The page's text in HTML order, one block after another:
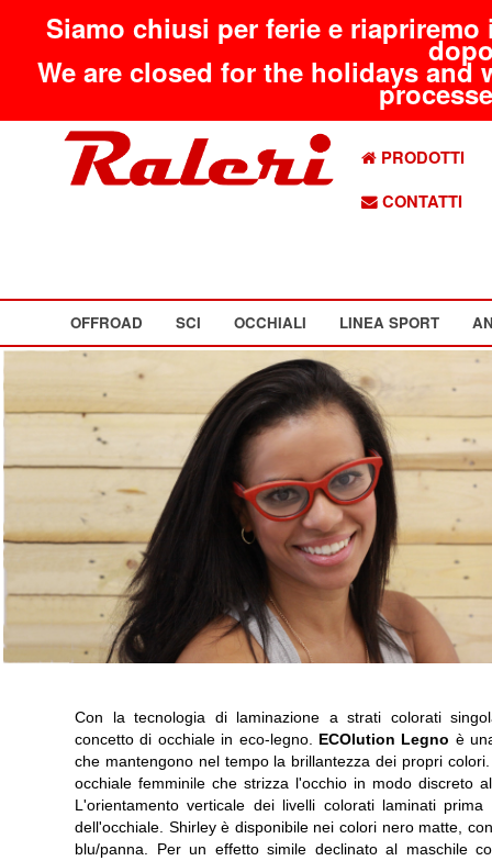
Siamo chiusi per ferie e
We are closed for the holidays
PRODOTTI
CONTATTI
OFFROAD SCI OCCHIALI LINEA SPORT
Con la tecnologia di laminazione a strati colorati
concetto di occhiale in eco-legno. ECOlution Legno è
che mantengono nel tempo la brillantezza dei propri
occhiale femminile che strizza l'occhio in modo discreto
L'orientamento verticale dei livelli colorati laminati
dell'occhiale. Shirley è disponibile nei colori nero matte,
blu/panna. Per un effetto simile declinato al maschile